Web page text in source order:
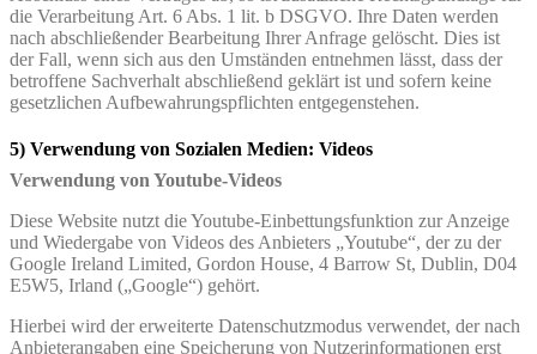
die Verarbeitung Art. 6 Abs. 1 lit. b DSGVO. Ihre Daten werden
nach abschließender Bearbeitung Ihrer Anfrage gelöscht. Dies ist
der Fall, wenn sich aus den Umständen entnehmen lässt, dass der
betroffene Sachverhalt abschließend geklärt ist und sofern keine
gesetzlichen Aufbewahrungspflichten entgegenstehen.
5) Verwendung von Sozialen Medien: Videos
Verwendung von Youtube-Videos
Diese Website nutzt die Youtube-Einbettungsfunktion zur Anzeige
und Wiedergabe von Videos des Anbieters „Youtube“, der zu der
Google Ireland Limited, Gordon House, 4 Barrow St, Dublin, D04
E5W5, Irland („Google“) gehört.
Hierbei wird der erweiterte Datenschutzmodus verwendet, der nach
Anbieterangaben eine Speicherung von Nutzerinformationen erst